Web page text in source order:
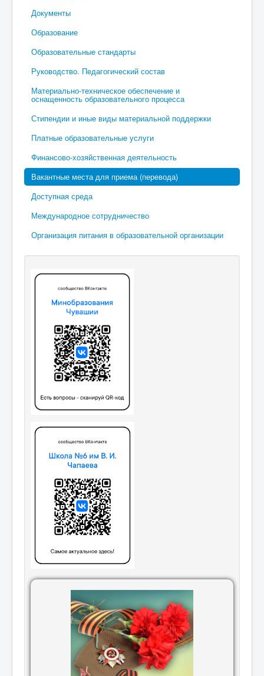
Документы
Образование
Образовательные стандарты
Руководство. Педагогический состав
Материально-техническое обеспечение и
оснащенность образовательного процесса
Стипендии и иные виды материальной поддержки
Платные образовательные услуги
Финансово-хозяйственная деятельность
Вакантные места для приема (перевода)
Доступная среда
Международное сотрудничество
Организация питания в образовательной организации